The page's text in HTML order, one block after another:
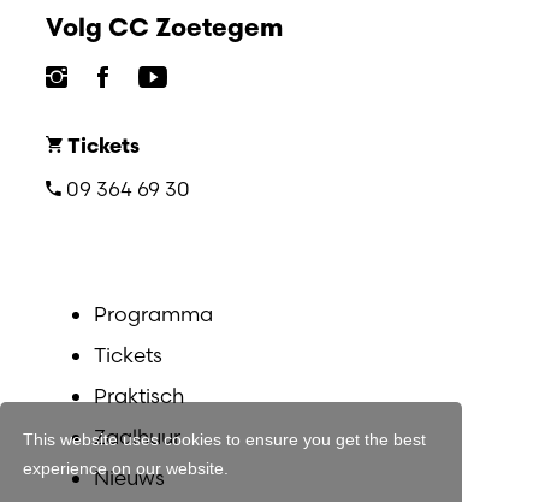
This website uses cookies to ensure you get the best
experience on our website.
Volg CC Zoetegem
Tickets
09 364 69 30
Programma
Tickets
Praktisch
Zaalhuur
Nieuws